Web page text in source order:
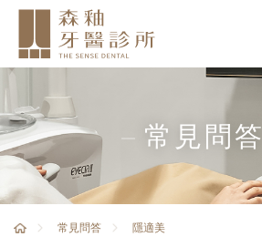
常見問答
常見問答 隱適美